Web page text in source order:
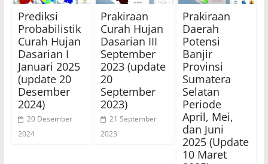
Prediksi
Probabilistik
Curah Hujan
Dasarian I
Januari 2025
(update 20
Desember
2024)
20 Desember
2024
Prakiraan
Curah Hujan
Dasarian III
September
2023 (update
20
September
2023)
21 September
2023
Prakiraan
Daerah
Potensi
Banjir
Provinsi
Sumatera
Selatan
Periode
April, Mei,
dan Juni
2025 (Update
10 Maret